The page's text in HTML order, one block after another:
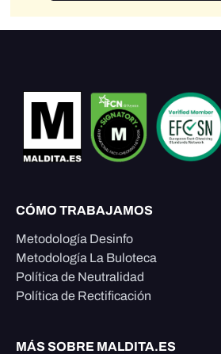
CÓMO TRABAJAMOS
Metodología Desinfo
Metodología La Buloteca
Política de Neutralidad
Política de Rectificación
MÁS SOBRE MALDITA.ES